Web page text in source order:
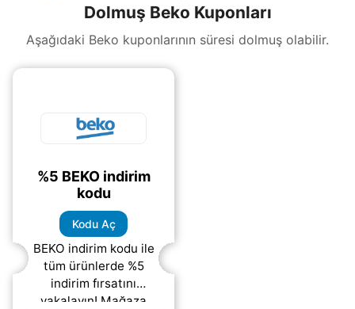
Dolmuş Beko Kuponları
Aşağıdaki Beko kuponlarının süresi dolmuş olabilir.
%5 BEKO indirim
kodu
Kodu Aç
BEKO indirim kodu ile
tüm ürünlerde %5
indirim fırsatını
yakalayın! Mağaza